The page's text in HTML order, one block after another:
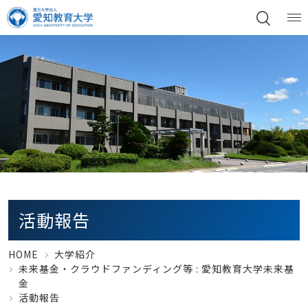
活動報告
HOME
大学紹介
未来基金・クラウドファンディング等 : 愛知教育大学未来基
金
活動報告